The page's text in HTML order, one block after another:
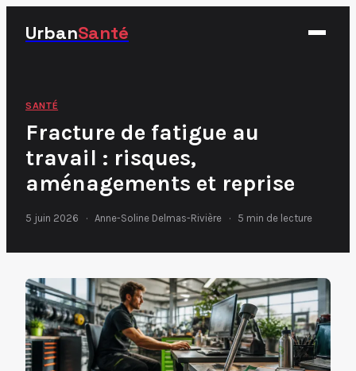
UrbanSanté
Nutrition
Santé
Sport
SANTÉ
Fracture de fatigue au
travail : risques,
aménagements et reprise
5 juin 2026 · Anne-Soline Delmas-Rivière · 5 min de lecture